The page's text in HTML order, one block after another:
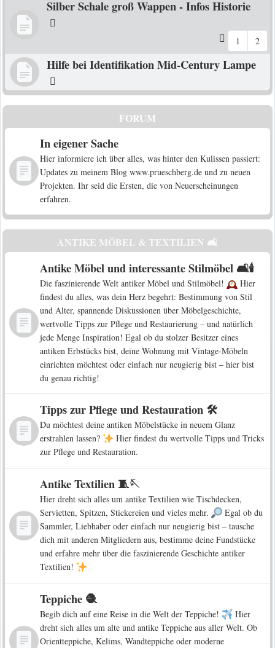
Silber Schale groß Wappen - Infos Historie
1 2
Hilfe bei Identifikation Mid-Century Lampe
FORUM
In eigener Sache
Hier informiere ich über alles, was hinter den Kulissen passiert:
Updates zu meinem Blog www.prueschberg.de und zu neuen
Projekten. Ihr seid die Ersten, die von Neuerscheinungen
erfahren.
ANTIKE MÖBEL & TEXTILIEN 🛋️
Antike Möbel und interessante Stilmöbel 🛋️🕯️
Die faszinierende Welt antiker Möbel und Stilmöbel!
Hier
findest du alles, was dein Herz begehrt: Bestimmung von Stil
und Alter, spannende Diskussionen über Möbelgeschichte,
wertvolle Tipps zur Pflege und Restaurierung – und natürlich
jede Menge Inspiration! Egal ob du stolzer Besitzer eines
antiken Erbstücks bist, deine Wohnung mit Vintage-Möbeln
einrichten möchtest oder einfach nur neugierig bist – hier bist
du genau richtig!
Tipps zur Pflege und Restauration 🛠️
Du möchtest deine antiken Möbelstücke in neuem Glanz
erstrahlen lassen?
Hier findest du wertvolle Tipps und Tricks
zur Pflege und Restauration.
Antike Textilien 🧵🪡
Hier dreht sich alles um antike Textilien wie Tischdecken,
Servietten, Spitzen, Stickereien und vieles mehr.
Egal ob du
Sammler, Liebhaber oder einfach nur neugierig bist – tausche
dich mit anderen Mitgliedern aus, bestimme deine Fundstücke
und erfahre mehr über die faszinierende Geschichte antiker
Textilien!
Teppiche 🧶
Begib dich auf eine Reise in die Welt der Teppiche!
Hier
dreht sich alles um alte und antike Teppiche aus aller Welt. Ob
Orientteppiche, Kelims, Wandteppiche oder moderne